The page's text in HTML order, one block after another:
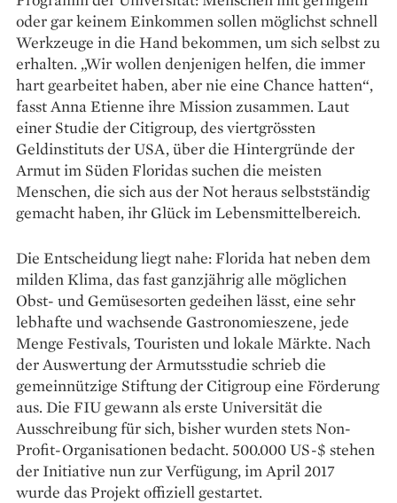
oder gar keinem Einkommen ­sollen möglichst schnell
Werkzeuge in die Hand bekommen, um sich selbst zu
erhalten. „Wir wollen denjenigen helfen, die immer
hart ge­arbeitet ­haben, aber nie eine Chance ­hatten“,
fasst Anna Etienne ihre Mission zusammen. Laut
einer ­Studie der Citi­group, des viertgrössten
Geldinstituts der USA, über die Hintergründe der
Armut im Süden Floridas suchen die meisten
Menschen, die sich aus der Not heraus selbstständig
gemacht haben, ihr Glück im Lebensmittelbereich.
Die Entscheidung liegt nahe: ­Florida hat neben dem
milden Klima, das fast ganzjährig alle möglichen
Obst- und Gemüsesorten gedeihen lässt, eine sehr
lebhafte und wachsende Gastronomieszene, jede
Menge Festivals, Touristen und ­lokale Märkte. Nach
der Auswertung der Armutsstudie schrieb die
gemeinnützige Stiftung der Citi­group eine Förderung
aus. Die FIU gewann als erste Universität die
Ausschreibung für sich, bisher wurden stets Non-
Profit-­Organisationen bedacht. 500.000 US-$ stehen
der Initiative nun zur Verfügung, im ­April 2017
wurde das Projekt offi­ziell gestartet.